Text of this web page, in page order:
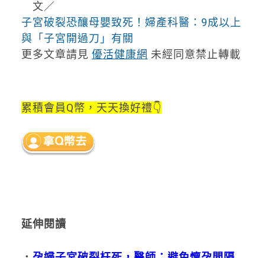
文／
子宮破裂恐釀母嬰致死！婦產科醫：9成以上
與「子宮開過刀」有關
更多文章請見 優活健康網 未經同意禁止轉載
累積會員Q幣，天天換好禮👇
延伸閱讀